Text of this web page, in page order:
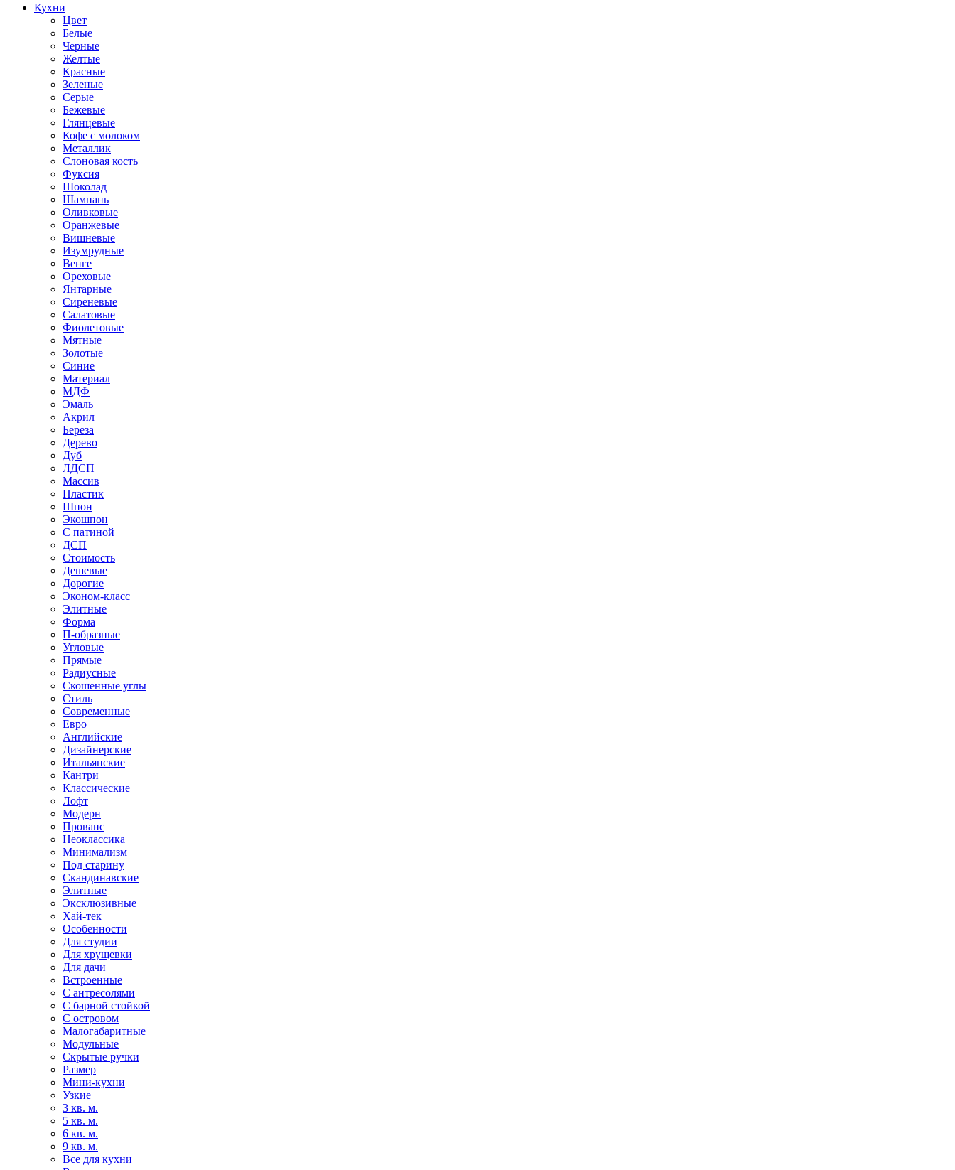
Кухни
Цвет
Белые
Черные
Желтые
Красные
Зеленые
Серые
Бежевые
Глянцевые
Кофе с молоком
Металлик
Слоновая кость
Фуксия
Шоколад
Шампань
Оливковые
Оранжевые
Вишневые
Изумрудные
Венге
Ореховые
Янтарные
Сиреневые
Салатовые
Фиолетовые
Мятные
Золотые
Синие
Материал
МДФ
Эмаль
Акрил
Береза
Дерево
Дуб
ЛДСП
Массив
Пластик
Шпон
Экошпон
С патиной
ДСП
Стоимость
Дешевые
Дорогие
Эконом-класс
Элитные
Форма
П-образные
Угловые
Прямые
Радиусные
Скошенные углы
Стиль
Современные
Евро
Английские
Дизайнерские
Итальянские
Кантри
Классические
Лофт
Модерн
Прованс
Неоклассика
Минимализм
Под старину
Скандинавские
Элитные
Эксклюзивные
Хай-тек
Особенности
Для студии
Для хрущевки
Для дачи
Встроенные
С антресолями
С барной стойкой
С островом
Малогабаритные
Модульные
Скрытые ручки
Размер
Мини-кухни
Узкие
3 кв. м.
5 кв. м.
6 кв. м.
9 кв. м.
Все для кухни